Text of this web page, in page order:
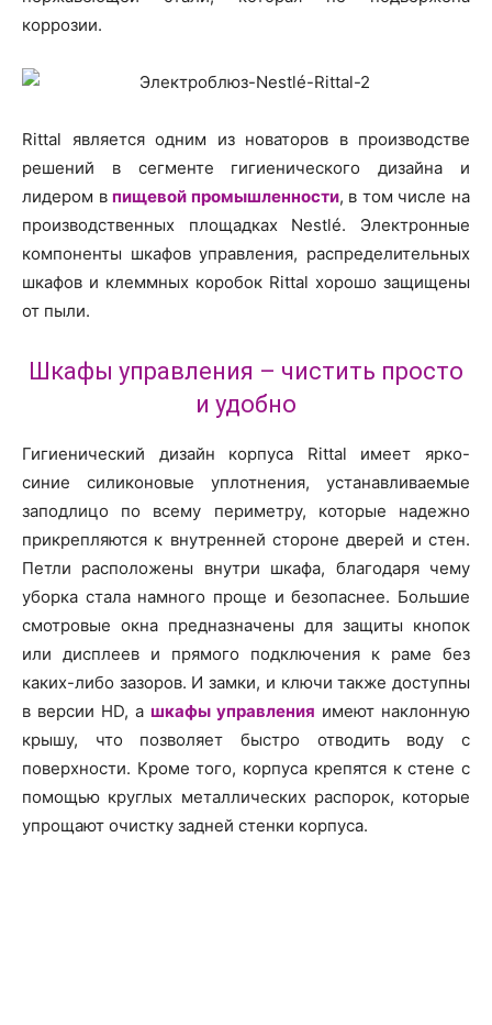
коррозии.
Rittal является одним из новаторов в производстве
решений в сегменте гигиенического дизайна и
лидером впищевой промышленности, в том числе на
производственных площадках Nestlé. Электронные
компоненты шкафов управления, распределительных
шкафов и клеммных коробок Rittal хорошо защищены
от пыли.
Шкафы управления – чистить просто
и удобно
Гигиенический дизайн корпуса Rittal имеет ярко-
синие силиконовые уплотнения, устанавливаемые
заподлицо по всему периметру, которые надежно
прикрепляются к внутренней стороне дверей и стен.
Петли расположены внутри шкафа, благодаря чему
уборка стала намного проще и безопаснее. Большие
смотровые окна предназначены для защиты кнопок
или дисплеев и прямого подключения к раме без
каких-либо зазоров. И замки, и ключи также доступны
в версии HD, а шкафы управления имеют наклонную
крышу, что позволяет быстро отводить воду с
поверхности. Кроме того, корпуса крепятся к стене с
помощью круглых металлических распорок, которые
упрощают очистку задней стенки корпуса.